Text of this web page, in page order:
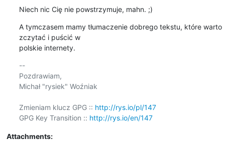
Niech nic Cię nie powstrzymuje, mahn. ;)
A tymczasem mamy tłumaczenie dobrego tekstu, które warto
zczytać i puścić w
polskie internety.
--
Pozdrawiam,
Michał "rysiek" Woźniak
Zmieniam klucz GPG :: http://rys.io/pl/147
GPG Key Transition :: http://rys.io/en/147
Attachments: